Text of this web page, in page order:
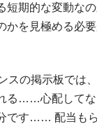
短期的な変動な
かを見極める必
スの掲示板では
れる……心配して
です…… 配当も